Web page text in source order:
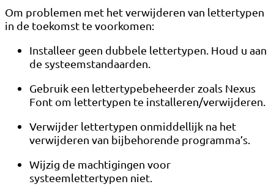
Om problemen met het verwijderen van lettertypen
in de toekomst te voorkomen:
Installeer geen dubbele lettertypen. Houd u aan
de systeemstandaarden.
Gebruik een lettertypebeheerder zoals Nexus
Font om lettertypen te installeren/verwijderen.
Verwijder lettertypen onmiddellijk na het
verwijderen van bijbehorende programma’s.
Wijzig de machtigingen voor
systeemlettertypen niet.